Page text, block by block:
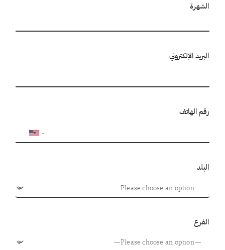
الشهرة
البريد الإلكتروني
رقم الهاتف
البلد
الفرع